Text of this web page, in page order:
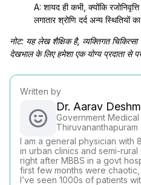
A: शायद ही कभी, क्योंकि
लगातार श्रोणि दर्द अन्य
नोट: यह लेख शैक्षिक है, व्यक्तिगत
देखभाल के लिए हमेशा एक योग्य प्रदाता से
Written by
Dr. Aarav
Government Medical
Thiruvananthapuram
I am a general physician with
in urban clinics and semi-
right after MBBS in a govt
first few months were
I’ve seen 1000s of patients